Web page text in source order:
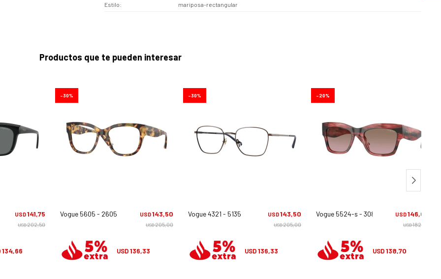
Estilo mariposa-rectangular
Productos que te pueden interesar
USD141,75
USD202,50
134,66
Vogue 5605 - 2605 USD143,50
USD205,00
30
USD136,33
Vogue 4321 - 5135 USD143,50
USD205,00
30
USD136,33
Vogue 5524-s - 308914 USD146,00
USD182,50
20
USD138,70